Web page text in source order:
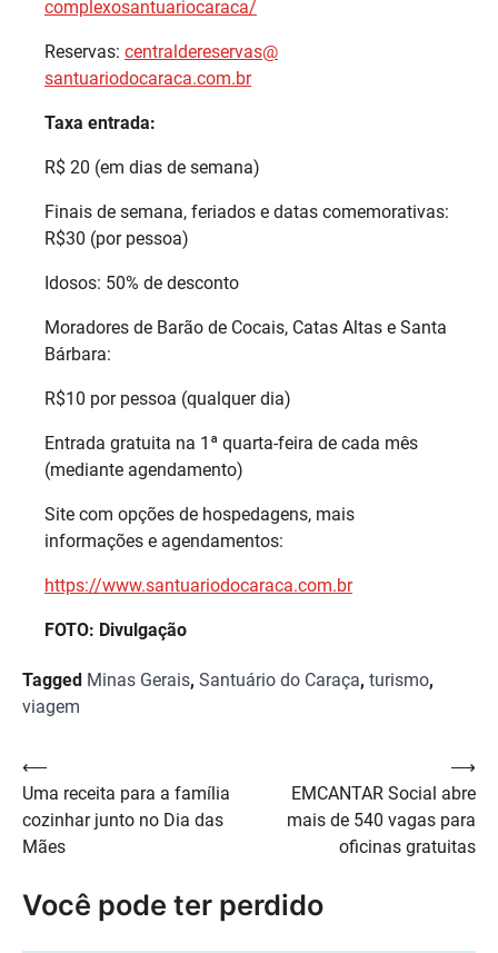
complexosantuariocaraca/
Reservas: centraldereservas@
santuariodocaraca.com.br
Taxa entrada:
R$ 20 (em dias de semana)
Finais de semana, feriados e datas comemorativas:
R$30 (por pessoa)
Idosos: 50% de desconto
Moradores de Barão de Cocais, Catas Altas e Santa
Bárbara:
R$10 por pessoa (qualquer dia)
Entrada gratuita na 1ª quarta-feira de cada mês
(mediante agendamento)
Site com opções de hospedagens, mais
informações e agendamentos:
https://www.santuariodocaraca.com.br
FOTO: Divulgação
Tagged Minas Gerais, Santuário do Caraça, turismo,
viagem
Navegação
de
Post
⟵
Uma receita para a família
cozinhar junto no Dia das
Mães
EMCANTAR Social abre
mais de 540 vagas para
oficinas gratuitas
⟶
Você pode ter perdido